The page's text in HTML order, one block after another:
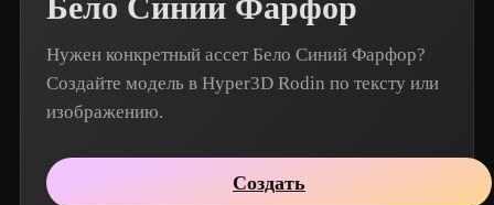
Бело Синий Фарфор
Нужен конкретный ассет Бело Синий Фарфор?
Создайте модель в Hyper3D Rodin по тексту или
изображению.
Создать